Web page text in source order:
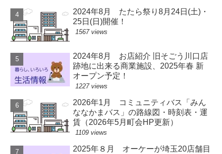
2024年8月 たたら祭り8月24日(土)・
25日(日)開催！
1567 views
2024年8月 お店紹介 旧そごう川口店
跡地に出来る商業施設、2025年春 新
オープン予定！
1227 views
2026年1月 コミュニティバス「みん
ななかまバス」の路線図・時刻表・運
賃（2026年5月町会HP更新）
1109 views
2025年８月 オーケーが埼玉20店舗目